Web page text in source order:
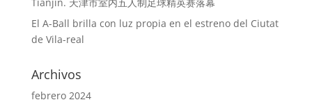
El A-Ball brilla con luz propia en el estreno del Ciutat
de Vila-real
Archivos
febrero 2024